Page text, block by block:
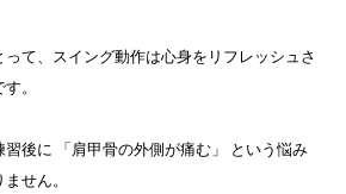
て、スイング動作は心身をリフレッシュさ
。
習後に 「肩甲骨の外側が痛む」 という悩み
せん。